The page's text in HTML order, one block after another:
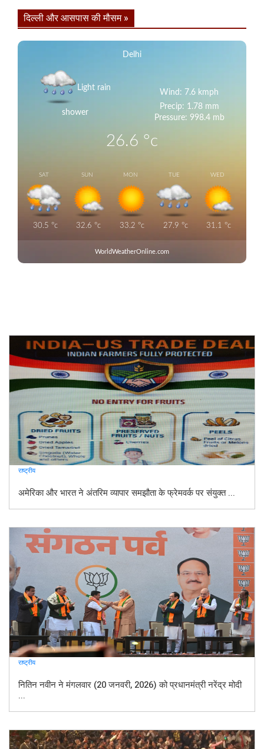
दिल्ली और आसपास की मौसम »
Delhi
Light rain
shower
Wind: 7.6 kmph
Precip: 1.78 mm
Pressure: 998.4 mb
26.6 °c
SAT
30.5 °c
SUN
32.6 °c
MON
33.2 °c
TUE
27.9 °c
WED
31.1 °c
WorldWeatherOnline.com
राष्ट्रीय
अमेरिका और भारत ने अंतरिम व्यापार समझौता के फ्रेमवर्क पर संयुक्त ...
राष्ट्रीय
नितिन नवीन ने मंगलवार (20 जनवरी, 2026) को प्रधानमंत्री नरेंद्र मोदी
...